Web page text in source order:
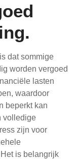
dat sommige
worden vergoed
lasten
waardoor
beperkt kan
volledige
zijn voor
is belangrijk